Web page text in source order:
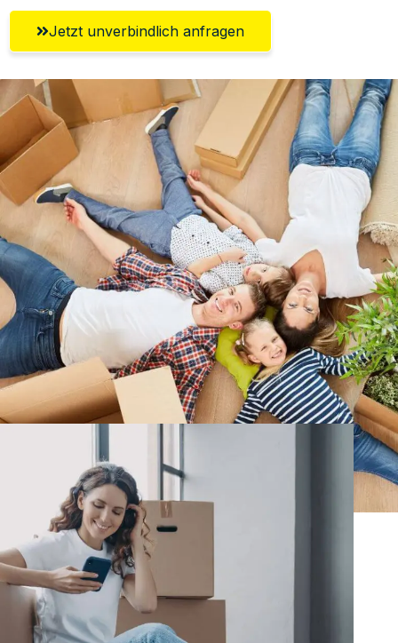
Jetzt unverbindlich anfragen